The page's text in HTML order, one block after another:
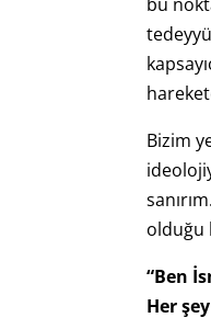
Bizim
olduğu
“Ben
Her